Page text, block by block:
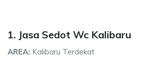
1. Jasa Sedot Wc Kalibaru
AREA: Kalibaru Terdekat